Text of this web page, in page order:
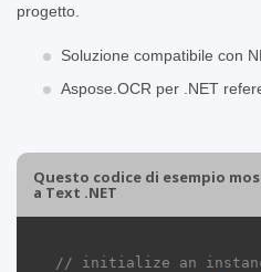
progetto.
Soluzione compatibile con
Aspose.OCR per .NET
Questo codice di esempio
a Text .NET
// initialize an